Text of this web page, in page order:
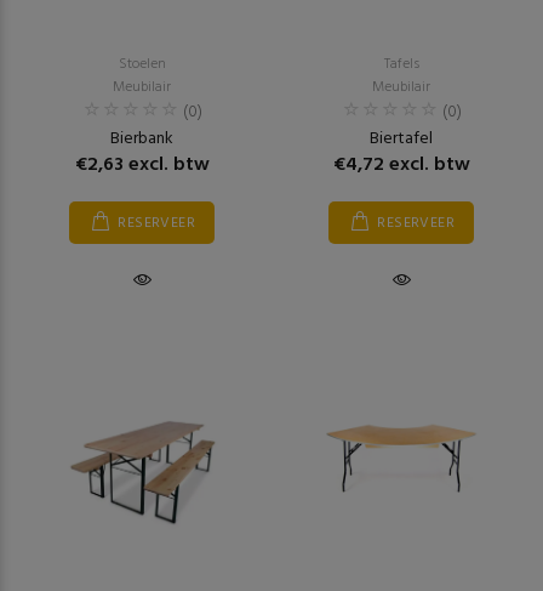
Stoelen
Meubilair
(0)
Bierbank
€2,63 excl. btw
RESERVEER
Tafels
Meubilair
(0)
Biertafel
€4,72 excl. btw
RESERVEER